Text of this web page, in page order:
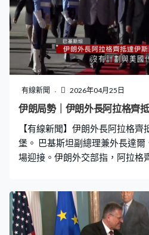
有線新聞 2026年04月25日
伊朗局勢｜伊朗外長阿拉格齊
【有線新聞】伊朗外長阿拉格
堡。 巴基斯坦副總理兼外長達
場迎接。伊朗外交部指，阿拉格
羅斯。 美國特使威特科夫和總統
上啟程前往伊斯蘭堡，在巴基斯
宮說副總統萬斯會在美國等待最